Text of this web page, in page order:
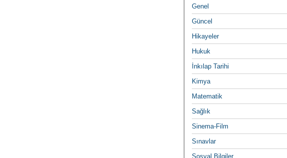
Genel
Güncel
Hikayeler
Hukuk
İnkılap Tarihi
Kimya
Matematik
Sağlık
Sinema-Film
Sınavlar
Sosyal Bilgiler